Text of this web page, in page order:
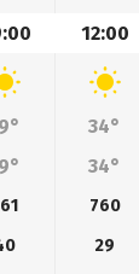
12:00
34°
34°
760
29